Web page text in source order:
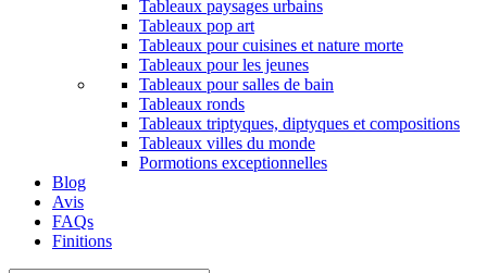
Tableaux paysages urbains
Tableaux pop art
Tableaux pour cuisines et nature morte
Tableaux pour les jeunes
Tableaux pour salles de bain
Tableaux ronds
Tableaux triptyques, diptyques et compositions
Tableaux villes du monde
Pormotions exceptionnelles
Blog
Avis
FAQs
Finitions